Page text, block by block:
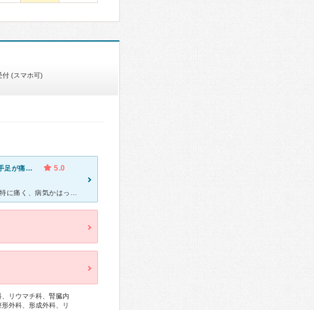
付 (スマホ可)
リウマチ科・だるい・手足が痛い（関節を除く） 5.0
リウマチ科、腎臓内
外科、形成外科、リ